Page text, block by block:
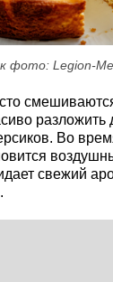
фото: Legion-
разложить
Во
свежий